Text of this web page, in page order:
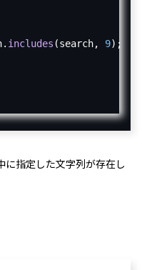
. includes (search, 9);
に指定した文字列が存在し